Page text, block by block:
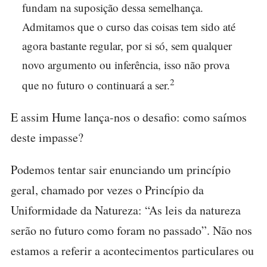
fundam na suposição dessa semelhança.
Admitamos que o curso das coisas tem sido até
agora bastante regular, por si só, sem qualquer
novo argumento ou inferência, isso não prova
que no futuro o continuará a ser.2
E assim Hume lança-nos o desafio: como saímos
deste impasse?
Podemos tentar sair enunciando um princípio
geral, chamado por vezes o Princípio da
Uniformidade da Natureza: “As leis da natureza
serão no futuro como foram no passado”. Não nos
estamos a referir a acontecimentos particulares ou